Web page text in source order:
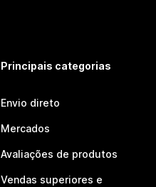
Principais categorias
Envio direto
Mercados
Avaliações de produtos
Vendas superiores e